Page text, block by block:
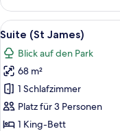
Suite
Alle
Fotos
für
Suite
(St
James)
anzeigen
8
Suite (St James)
Blick auf den Park
68 m²
1 Schlafzimmer
Platz für 3 Personen
1 King-Bett